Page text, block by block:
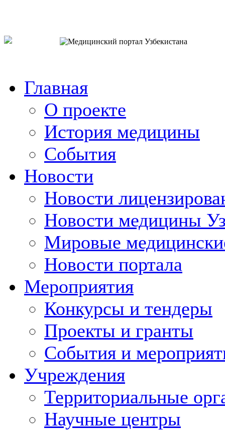
Главная
О проекте
История медицины
События
Новости
Новости
Новости медицины
Мировые
Новости портала
Мероприятия
Конкурсы и тендеры
Проекты и гранты
События и
Учреждения
Территориальные
Научные центры